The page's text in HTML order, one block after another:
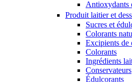
Antioxydants
Produit laitier et
Sucres et
Colorants
Excipients de
Colorants
Ingrédients
Conservateurs
Édulcorants